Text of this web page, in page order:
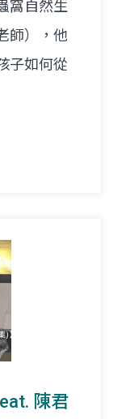
窩自然生
師），他
子如何從
陳君